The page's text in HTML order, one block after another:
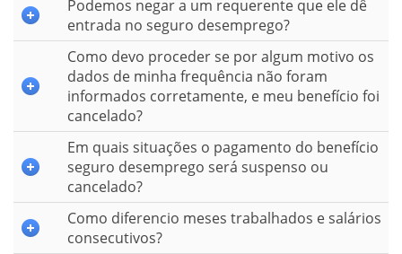
Podemos negar a um requerente que ele dê
entrada no seguro desemprego?
Como devo proceder se por algum motivo os
dados de minha frequência não foram
informados corretamente, e meu benefício foi
cancelado?
Em quais situações o pagamento do benefício
seguro desemprego será suspenso ou
cancelado?
Como diferencio meses trabalhados e salários
consecutivos?